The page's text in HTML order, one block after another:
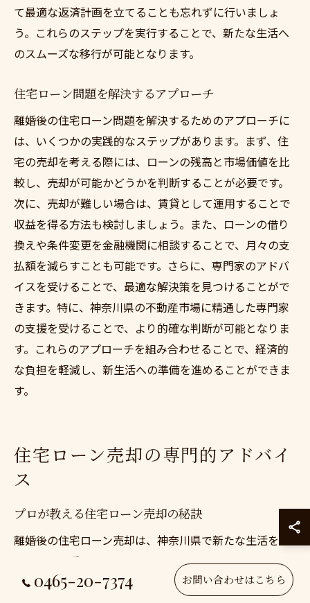
て最適な返済計画を立てることも忘れずに行いましょ
う。これらのステップを実行することで、新たな生活へ
のスムーズな移行が可能となります。
住宅ローン問題を解決するアプローチ
離婚後の住宅ローン問題を解決するためのアプローチに
は、いくつかの実践的なステップがあります。まず、住
宅の売却を考える際には、ローンの残高と市場価値を比
較し、売却が可能かどうかを判断することが必要です。
次に、売却が難しい場合は、賃貸として運用することで
収益を得る方法も検討しましょう。また、ローンの借り
換えや条件変更を金融機関に相談することで、月々の支
払額を減らすことも可能です。さらに、専門家のアドバ
イスを受けることで、最適な解決策を見つけることがで
きます。特に、神奈川県の不動産市場に精通した専門家
の支援を受けることで、より的確な判断が可能となりま
す。これらのアプローチを組み合わせることで、経済的
な負担を軽減し、新生活への準備を進めることができま
す。
住宅ローン売却の専門的アドバイ
ス
プロが教える住宅ローン売却の秘訣
離婚後の住宅ローン売却は、神奈川県で新たな生活を始
めるための重要なステップです。プロのアドバイスを受
けることで、売却を成功させるポイントを押さえること
0465-20-7374 お問い合わせはこちら